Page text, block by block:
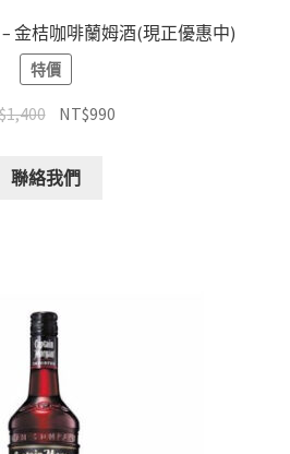
金桔咖啡蘭姆酒(現正優惠中)
特價
1,400 NT$990
聯絡我們